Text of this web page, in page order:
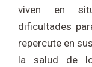
viven en
dificultades
repercute en
la salud de